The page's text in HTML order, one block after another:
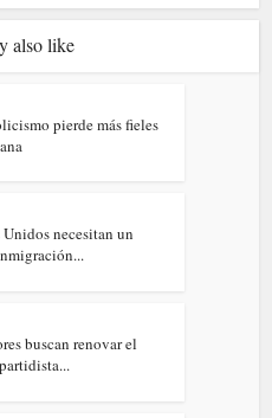
also like
pierde más fieles
necesitan un
buscan renovar el